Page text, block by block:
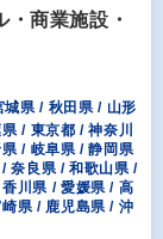
商業施設・
県 / 秋田県 / 山形
/ 東京都 / 神奈川
/ 岐阜県 / 静岡県
奈良県 / 和歌山県 /
川県 / 愛媛県 / 高
県 / 鹿児島県 / 沖